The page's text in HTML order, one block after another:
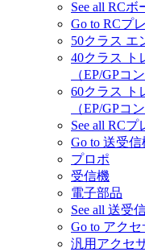
See all RCボ
Go to RCプ
50クラス エ
40クラス ト
（EP/GPコ
60クラス ト
（EP/GPコ
See all RCプ
Go to 送受信
プロポ
受信機
電子部品
See all 送受
Go to アク
汎用アクセ